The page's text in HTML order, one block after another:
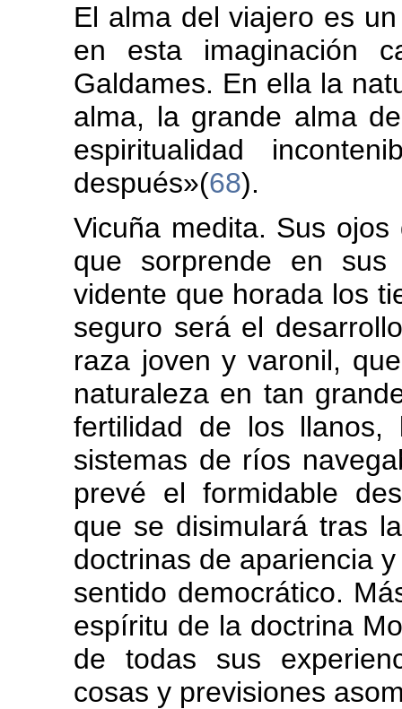
El alma del viajero es
en esta imaginación
Galdames. En ella la
alma, la grande alma
espiritualidad
después»(68).
Vicuña medita. Sus
que sorprende en
vidente que horada los
seguro será el
raza joven y varonil,
naturaleza en tan
fertilidad de los llanos,
sistemas de ríos
prevé el formidable
que se disimulará tras
doctrinas de apariencia
sentido democrático.
espíritu de la doctrina
de todas sus
cosas y previsiones